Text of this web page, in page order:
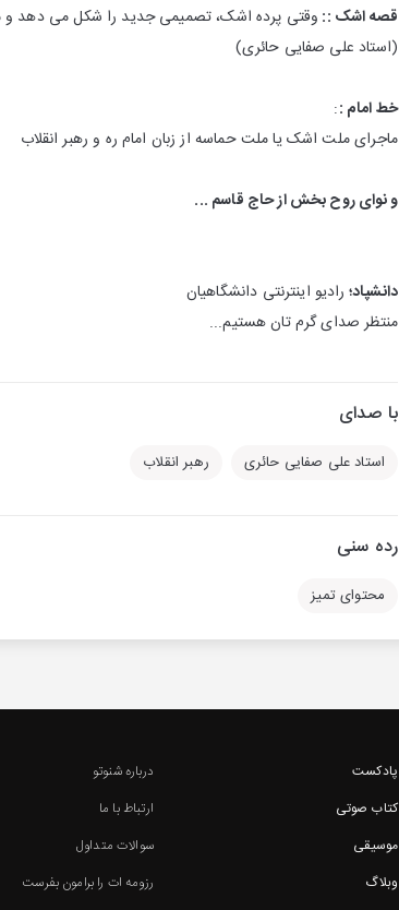
قصه اشک :: وقتی پرده اشک، تصمیمی جدید را شکل می دهد و
(استاد علی صفایی حائری)
خط امام ::
ماجرای ملت اشک یا ملت حماسه از زبان امام ره و رهبر انقلاب
و نوای روح بخش از حاج قاسم ...
دانشپاد؛ رادیو اینترنتی دانشگاهیان
منتظر صدای گرم تان هستیم...
با صدای
استاد علی صفایی حائری رهبر انقلاب
رده سنی
محتوای تمیز
پادکست
کتاب صوتی
موسیقی
وبلاگ
درباره شنوتو
ارتباط با ما
سوالات متداول
رزومه ات را برامون بفرست